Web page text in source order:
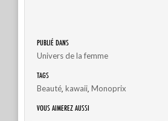
PUBLIÉ DANS
Univers de la femme
TAGS
Beauté, kawaii, Monoprix
VOUS AIMEREZ AUSSI